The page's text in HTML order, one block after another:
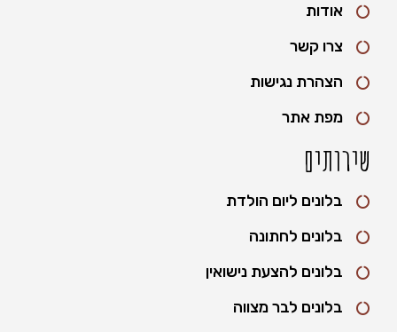
אודות
צרו קשר
הצהרת נגישות
מפת אתר
שירותים
בלונים ליום הולדת
בלונים לחתונה
בלונים להצעת נישואין
בלונים לבר מצווה